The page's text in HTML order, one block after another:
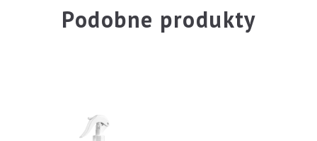
Podobne produkty